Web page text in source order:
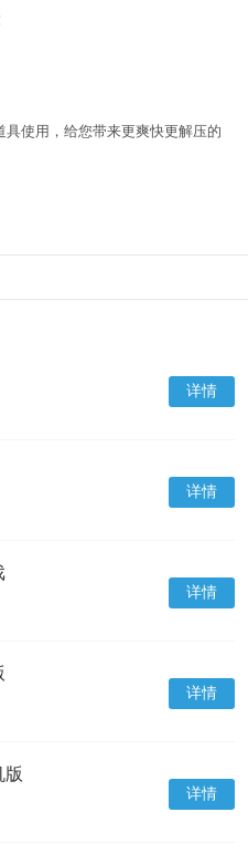
使用，给您带来更爽快更解压的
详情
详情
详情
详情
详情
版